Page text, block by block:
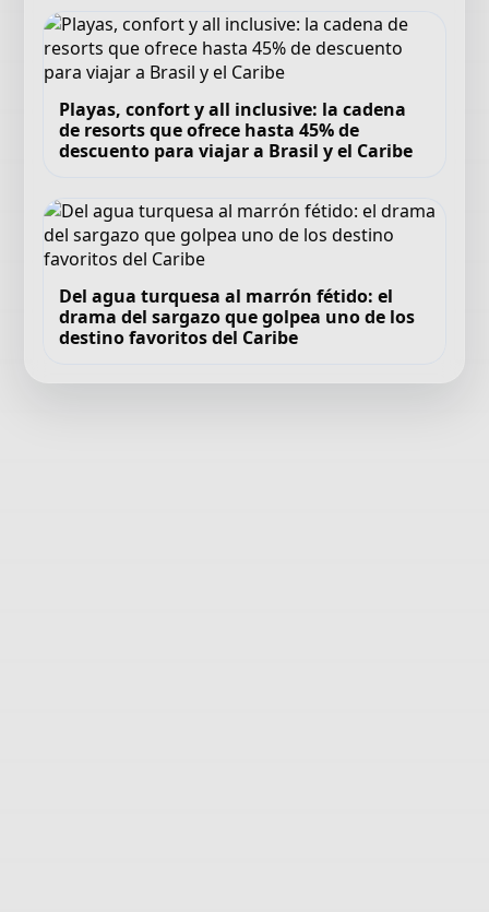
Playas, confort y all inclusive: la cadena
de resorts que ofrece hasta 45% de
descuento para viajar a Brasil y el Caribe
Del agua turquesa al marrón fétido: el
drama del sargazo que golpea uno de los
destino favoritos del Caribe